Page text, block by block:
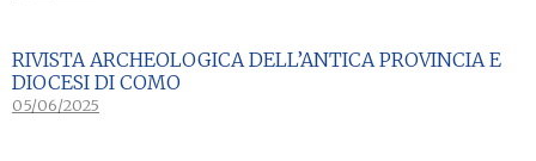
RIVISTA ARCHEOLOGICA DELL’ANTICA PROVINCIA E
DIOCESI DI COMO
05/06/2025